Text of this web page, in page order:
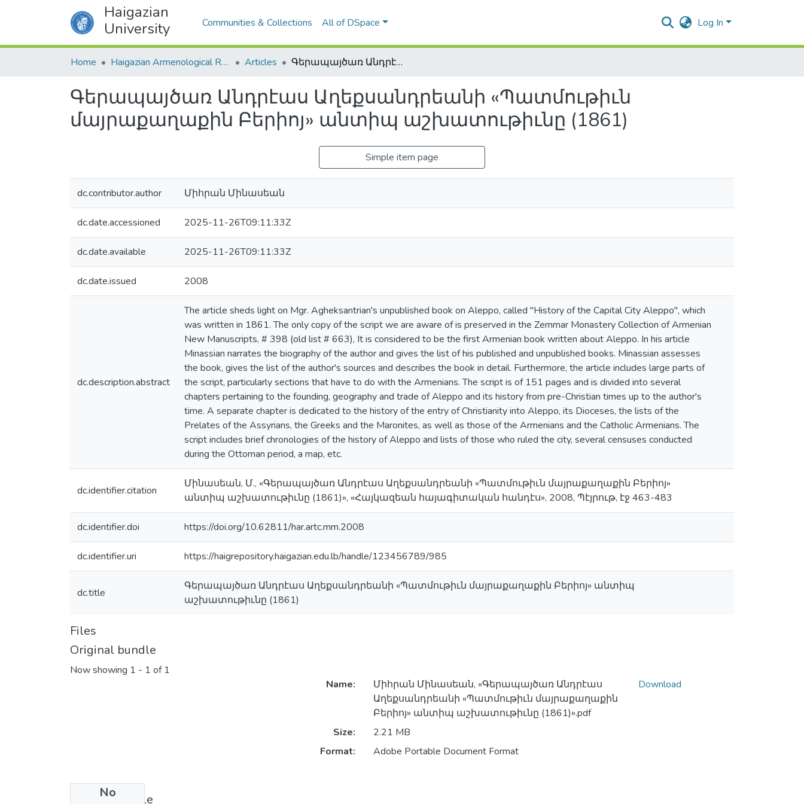
Haigazian
University
Communities & Collections All of DSpace Log In
Home Haigazian Armenological Review Articles Գերապայծառ Անդրէաս Աղեքսանդրեանի «Պատմութիւն մայրաքաղաքին Բերիոյ» անտիպ աշխատութիւնը (1861)
Գերապայծառ Անդրէաս Աղեքսանդրեանի «Պատմութիւն
մայրաքաղաքին Բերիոյ» անտիպ աշխատութիւնը (1861)
Simple item page
dc.contributor.author Միհրան Մինասեան
dc.date.accessioned 2025-11-26T09:11:33Z
dc.date.available 2025-11-26T09:11:33Z
dc.date.issued 2008
dc.description.abstract
The article sheds light on Mgr. Agheksantrian's unpublished book on Aleppo, called "History of the Capital City Aleppo", which
was written in 1861. The only copy of the script we are aware of is preserved in the Zemmar Monastery Collection of Armenian
New Manuscripts, # 398 (old list # 663), It is considered to be the first Armenian book written about Aleppo. In his article
Minassian narrates the biography of the author and gives the list of his published and unpublished books. Minassian assesses
the book, gives the list of the author's sources and describes the book in detail. Furthermore, the article includes large parts of
the script, particularly sections that have to do with the Armenians. The script is of 151 pages and is divided into several
chapters pertaining to the founding, geography and trade of Aleppo and its history from pre-Christian times up to the author's
time. A separate chapter is dedicated to the history of the entry of Christianity into Aleppo, its Dioceses, the lists of the
Prelates of the Assyrians, the Greeks and the Maronites, as well as those of the Armenians and the Catholic Armenians. The
script includes brief chronologies of the history of Aleppo and lists of those who ruled the city, several censuses conducted
during the Ottoman period, a map, etc.
dc.identifier.citation
Մինասեան, Մ., «Գերապայծառ Անդրէաս Աղեքսանդրեանի «Պատմութիւն մայրաքաղաքին Բերիոյ»
անտիպ աշխատութիւնը (1861)», «Հայկազեան հայագիտական հանդէս», 2008, Պէյրութ, էջ 463-483
dc.identifier.doi https://doi.org/10.62811/har.artc.mm.2008
dc.identifier.uri https://haigrepository.haigazian.edu.lb/handle/123456789/985
dc.title
Գերապայծառ Անդրէաս Աղեքսանդրեանի «Պատմութիւն մայրաքաղաքին Բերիոյ» անտիպ
աշխատութիւնը (1861)
Files
Original bundle
Now showing 1 - 1 of 1
No
Name:
Միհրան Մինասեան, «Գերապայծառ Անդրէաս
Աղեքսանդրեանի «Պատմութիւն մայրաքաղաքին
Բերիոյ» անտիպ աշխատութիւնը (1861)».pdf
Size:
2.21 MB
Format:
Adobe Portable Document Format
Download
License bundle